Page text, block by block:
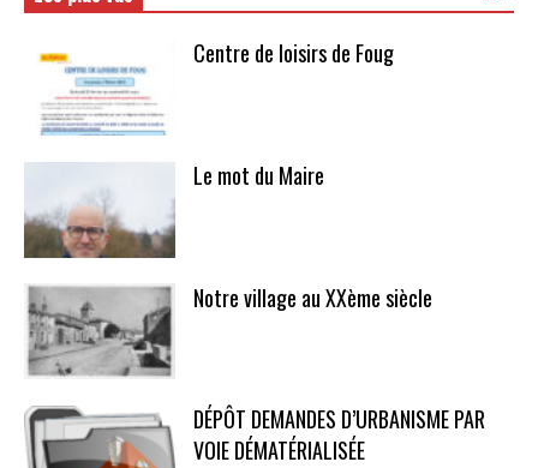
Centre de loisirs de Foug
Le mot du Maire
Notre village au XXème siècle
DÉPÔT DEMANDES D’URBANISME PAR
VOIE DÉMATÉRIALISÉE